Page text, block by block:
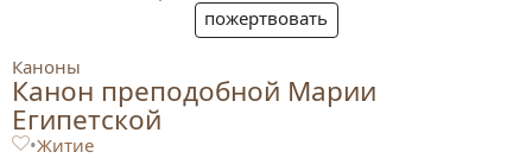
пожертвовать
Каноны
Канон преподобной Марии
Египетской
•Житие